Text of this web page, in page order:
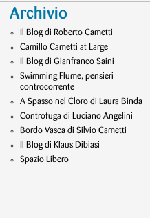
Archivio
Il Blog di Roberto Cametti
Camillo Cametti at Large
Il Blog di Gianfranco Saini
Swimming Flume, pensieri
controcorrente
A Spasso nel Cloro di Laura Binda
Controfuga di Luciano Angelini
Bordo Vasca di Silvio Cametti
Il Blog di Klaus Dibiasi
Spazio Libero